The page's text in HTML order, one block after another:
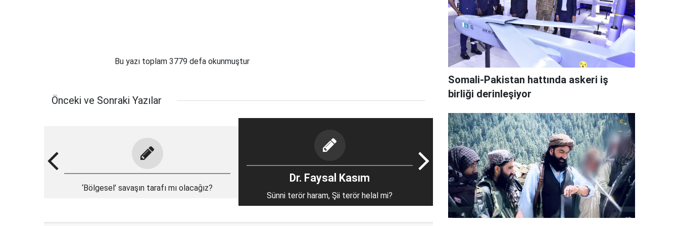
Bu yazı toplam 3779 defa okunmuştur
Önceki ve Sonraki Yazılar
‘Bölgesel’ savaşın tarafı mı olacağız?
Dr. Faysal Kasım
Sünni terör haram, Şii terör helal mi?
Somali-Pakistan hattında askeri iş
birliği derinleşiyor